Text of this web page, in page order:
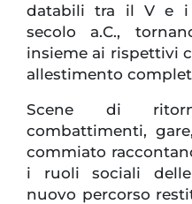
databili tra il V e i
secolo a.C.,
insieme ai rispettivi
allestimento
Scene di
combattimenti,
commiato
i ruoli sociali
nuovo percorso